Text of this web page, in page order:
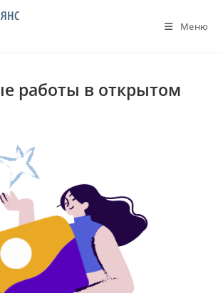
Меню
работы в открытом